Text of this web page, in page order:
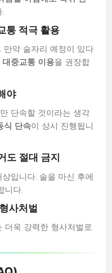
통 적극 활용
만약 술자리 예정이 있다
중교통 이용을 권장합
야
단속할 것이라는 생각
식 단속이 상시 진행됩니
도 절대 금지
입니다. 술을 마신 후에
니다.
사처벌
더욱 강력한 형사처벌로